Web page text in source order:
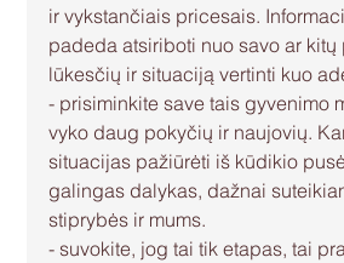
ir vykstančiais pricesais.
padeda atsiriboti nuo savo ar kitų
lūkesčių ir situaciją vertinti kuo
- prisiminkite save tais gyvenimo
vyko daug pokyčių ir naujovių.
situacijas pažiūrėti iš kūdikio
galingas dalykas, dažnai
stiprybės ir mums.
- suvokite, jog tai tik etapas, tai